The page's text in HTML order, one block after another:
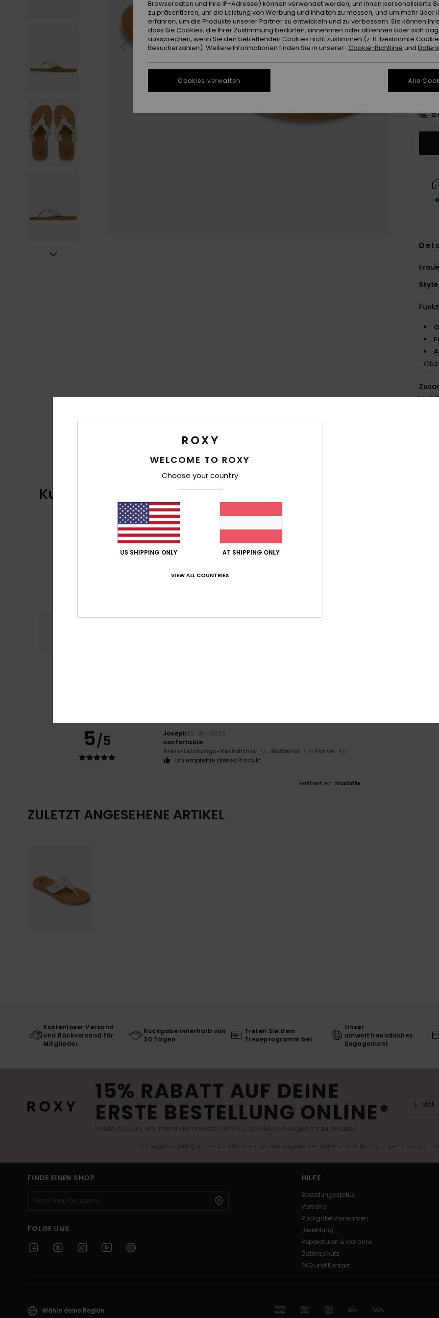
42
Style
Kundenbewertungen
Durchschnittliche Bewertung
5/5 Joseph20. Mai 2026
confortable
Preis-Leistungs-Verhältnis: 4/5 Material: 4/5 Farbe: 4/5
Ich empfehle dieses Produkt
Verifiziert von TrustVille
ZULETZT ANGESEHENE ARTIKEL
Kostenloser Versand
und Rückversand für
Mitglieder
Rückgabe innerhalb von
30 Tagen
Treten Sie dem
Treueprogramm bei
Unser
umweltfreundliches
Engagement
15% RABATT AUF DEINE
ERSTE BESTELLUNG ONLINE*
Melde dich an, um immer die neuesten News und exklusive Angebote zu erhalten.
(*) Angebot gültig online für alle, die sich neu angemeldet haben - Alle Bedingungen findest du
FINDE EINEN SHOP
FOLGE UNS
HILFE
Bestellungsstatus
Versand
Rückgabe vornehmen
Bezahlung
Reparaturen & Garantie
Datenschutz
FAQ und Kontakt
Wähle deine Region
WELCOME TO ROXY
Choose your country
US SHIPPING ONLY AT SHIPPING ONLY
VIEW ALL COUNTRIES
Browserdaten und Ihre IP-Adresse) können verwendet werden, um Ihnen personalisierte
zu präsentieren, um die Leistung von Werbung und Inhalten zu messen, und um mehr über
erfahren, um die Produkte unserer Partner zu entwickeln und zu verbessern. Sie können
dass Sie Cookies, die Ihrer Zustimmung bedürfen, annehmen oder ablehnen oder sich
aussprechen, wenn Sie den betreffenden Cookies nicht zustimmen (z. B. bestimmte
Besucherzahlen). Weitere Informationen finden Sie in unserer : Cookie-Richtlinie und
Cookies verwalten Alle